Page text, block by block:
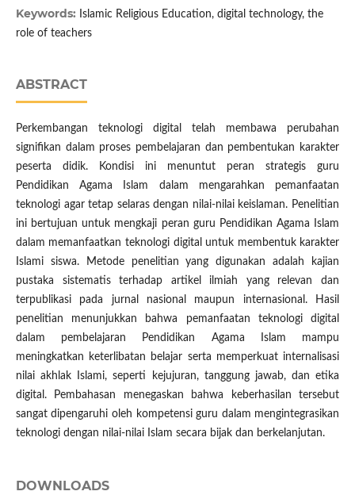
Keywords:
Islamic Religious Education, digital technology, the
role of teachers
ABSTRACT
Perkembangan teknologi digital telah membawa perubahan
signifikan dalam proses pembelajaran dan pembentukan karakter
peserta didik. Kondisi ini menuntut peran strategis guru
Pendidikan Agama Islam dalam mengarahkan pemanfaatan
teknologi agar tetap selaras dengan nilai-nilai keislaman. Penelitian
ini bertujuan untuk mengkaji peran guru Pendidikan Agama Islam
dalam memanfaatkan teknologi digital untuk membentuk karakter
Islami siswa. Metode penelitian yang digunakan adalah kajian
pustaka sistematis terhadap artikel ilmiah yang relevan dan
terpublikasi pada jurnal nasional maupun internasional. Hasil
penelitian menunjukkan bahwa pemanfaatan teknologi digital
dalam pembelajaran Pendidikan Agama Islam mampu
meningkatkan keterlibatan belajar serta memperkuat internalisasi
nilai akhlak Islami, seperti kejujuran, tanggung jawab, dan etika
digital. Pembahasan menegaskan bahwa keberhasilan tersebut
sangat dipengaruhi oleh kompetensi guru dalam mengintegrasikan
teknologi dengan nilai-nilai Islam secara bijak dan berkelanjutan.
DOWNLOADS